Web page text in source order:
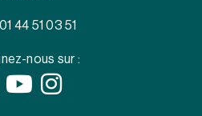
01 44 51 03 51
nous sur :